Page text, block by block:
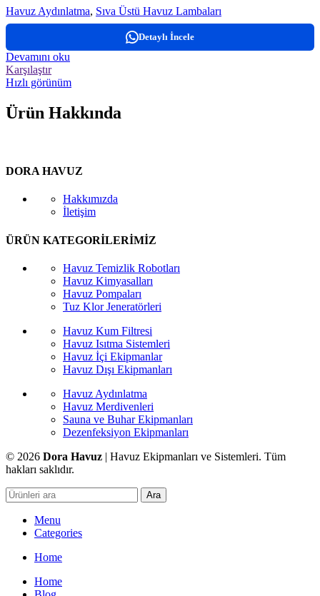
Havuz Aydınlatma, Sıva Üstü Havuz Lambaları
Detaylı İncele
Devamını oku
Karşılaştır
Hızlı görünüm
Ürün Hakkında
DORA HAVUZ
Hakkımızda
İletişim
ÜRÜN KATEGORİLERİMİZ
Havuz Temizlik Robotları
Havuz Kimyasalları
Havuz Pompaları
Tuz Klor Jeneratörleri
Havuz Kum Filtresi
Havuz Isıtma Sistemleri
Havuz İçi Ekipmanlar
Havuz Dışı Ekipmanları
Havuz Aydınlatma
Havuz Merdivenleri
Sauna ve Buhar Ekipmanları
Dezenfeksiyon Ekipmanları
© 2026 Dora Havuz | Havuz Ekipmanları ve Sistemleri. Tüm
hakları saklıdır.
Ara
Menu
Categories
Home
Home